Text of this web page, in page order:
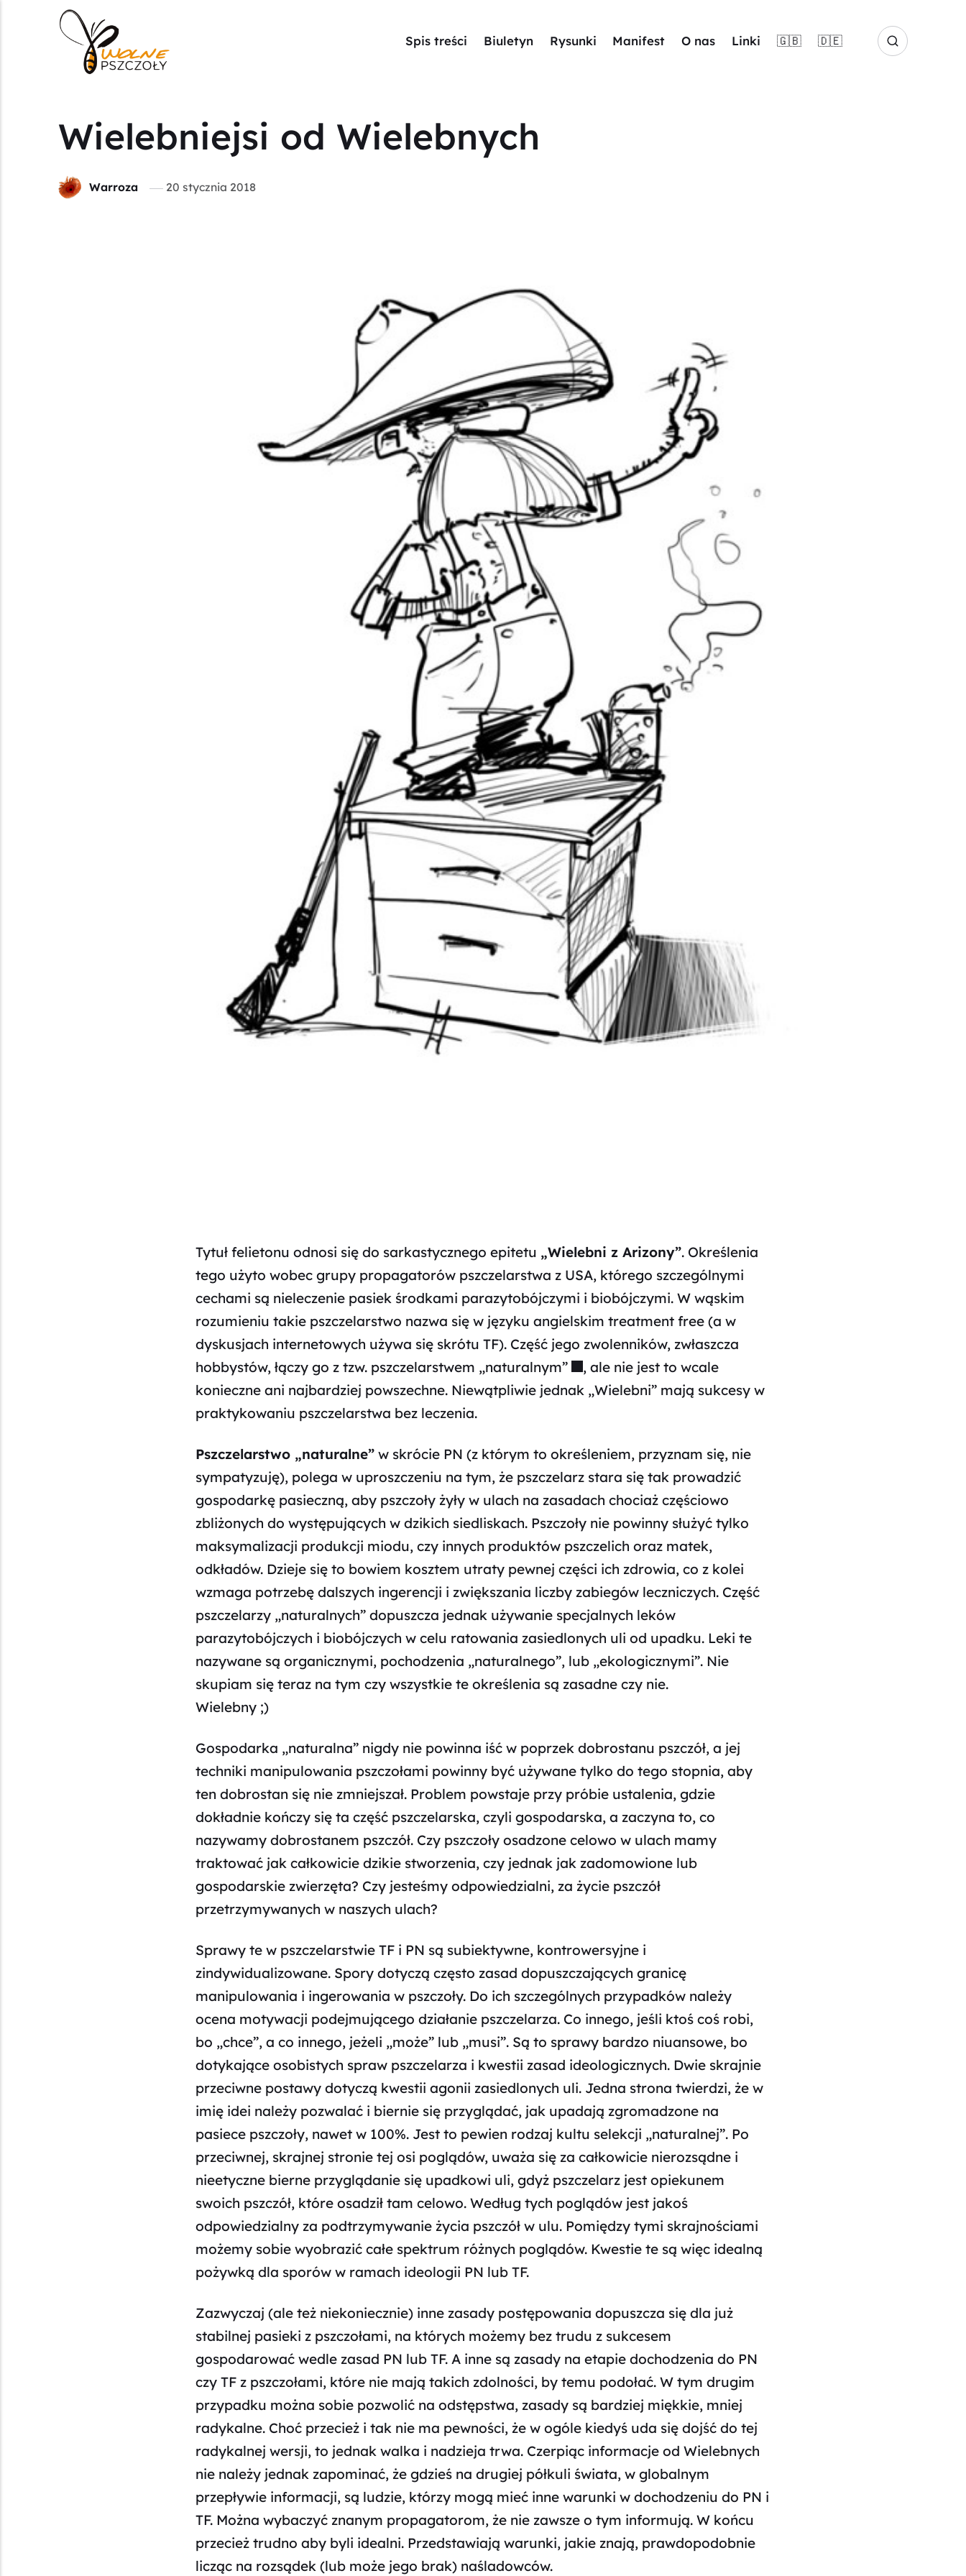
Spis treści Biuletyn Rysunki Manifest O nas Linki 🇬🇧 🇩🇪
Wielebniejsi od Wielebnych
Warroza 20 stycznia 2018
Tytuł felietonu odnosi się do sarkastycznego epitetu „Wielebni z Arizony”. Określenia
tego użyto wobec grupy propagatorów pszczelarstwa z USA, którego szczególnymi
cechami są nieleczenie pasiek środkami parazytobójczymi i biobójczymi. W wąskim
rozumieniu takie pszczelarstwo nazwa się w języku angielskim treatment free(a w
dyskusjach internetowych używa się skrótu TF). Część jego zwolenników, zwłaszcza
hobbystów, łączy go z tzw. pszczelarstwem „naturalnym”
, ale nie jest to wcale
konieczne ani najbardziej powszechne. Niewątpliwie jednak „Wielebni” mają sukcesy w
praktykowaniu pszczelarstwa bez leczenia.
Pszczelarstwo „naturalne”w skrócie PN (z którym to określeniem, przyznam się, nie
sympatyzuję), polega w uproszczeniu na tym, że pszczelarz stara się tak prowadzić
gospodarkę pasieczną, aby pszczoły żyły w ulach na zasadach chociaż częściowo
zbliżonych do występujących w dzikich siedliskach. Pszczoły nie powinny służyć tylko
maksymalizacji produkcji miodu, czy innych produktów pszczelich oraz matek,
odkładów. Dzieje się to bowiem kosztem utraty pewnej części ich zdrowia, co z kolei
wzmaga potrzebę dalszych ingerencji i zwiększania liczby zabiegów leczniczych. Część
pszczelarzy „naturalnych” dopuszcza jednak używanie specjalnych leków
parazytobójczych i biobójczych w celu ratowania zasiedlonych uli od upadku. Leki te
nazywane są organicznymi, pochodzenia „naturalnego”, lub „ekologicznymi”. Nie
skupiam się teraz na tym czy wszystkie te określenia są zasadne czy nie.
Wielebny ;)
Gospodarka „naturalna” nigdy nie powinna iść w poprzek dobrostanu pszczół, a jej
techniki manipulowania pszczołami powinny być używane tylko do tego stopnia, aby
ten dobrostan się nie zmniejszał. Problem powstaje przy próbie ustalenia, gdzie
dokładnie kończy się ta część pszczelarska, czyli gospodarska, a zaczyna to, co
nazywamy dobrostanem pszczół. Czy pszczoły osadzone celowo w ulach mamy
traktować jak całkowicie dzikie stworzenia, czy jednak jak zadomowione lub
gospodarskie zwierzęta? Czy jesteśmy odpowiedzialni, za życie pszczół
przetrzymywanych w naszych ulach?
Sprawy te w pszczelarstwie TF i PN są subiektywne, kontrowersyjne i
zindywidualizowane. Spory dotyczą często zasad dopuszczających granicę
manipulowania i ingerowania w pszczoły. Do ich szczególnych przypadków należy
ocena motywacji podejmującego działanie pszczelarza. Co innego, jeśli ktoś coś robi,
bo „chce”, a co innego, jeżeli „może” lub „musi”. Są to sprawy bardzo niuansowe, bo
dotykające osobistych spraw pszczelarza i kwestii zasad ideologicznych. Dwie skrajnie
przeciwne postawy dotyczą kwestii agonii zasiedlonych uli. Jedna strona twierdzi, że w
imię idei należy pozwalać i biernie się przyglądać, jak upadają zgromadzone na
pasiece pszczoły, nawet w 100%. Jest to pewien rodzaj kultu selekcji „naturalnej”. Po
przeciwnej, skrajnej stronie tej osi poglądów, uważa się za całkowicie nierozsądne i
nieetyczne bierne przyglądanie się upadkowi uli, gdyż pszczelarz jest opiekunem
swoich pszczół, które osadził tam celowo. Według tych poglądów jest jakoś
odpowiedzialny za podtrzymywanie życia pszczół w ulu. Pomiędzy tymi skrajnościami
możemy sobie wyobrazić całe spektrum różnych poglądów. Kwestie te są więc idealną
pożywką dla sporów w ramach ideologii PN lub TF.
Zazwyczaj (ale też niekoniecznie) inne zasady postępowania dopuszcza się dla już
stabilnej pasieki z pszczołami, na których możemy bez trudu z sukcesem
gospodarować wedle zasad PN lub TF. A inne są zasady na etapie dochodzenia do PN
czy TF z pszczołami, które nie mają takich zdolności, by temu podołać. W tym drugim
przypadku można sobie pozwolić na odstępstwa, zasady są bardziej miękkie, mniej
radykalne. Choć przecież i tak nie ma pewności, że w ogóle kiedyś uda się dojść do tej
radykalnej wersji, to jednak walka i nadzieja trwa. Czerpiąc informacje od Wielebnych
nie należy jednak zapominać, że gdzieś na drugiej półkuli świata, w globalnym
przepływie informacji, są ludzie, którzy mogą mieć inne warunki w dochodzeniu do PN i
TF. Można wybaczyć znanym propagatorom, że nie zawsze o tym informują. W końcu
przecież trudno aby byli idealni. Przedstawiają warunki, jakie znają, prawdopodobnie
licząc na rozsądek (lub może jego brak) naśladowców.